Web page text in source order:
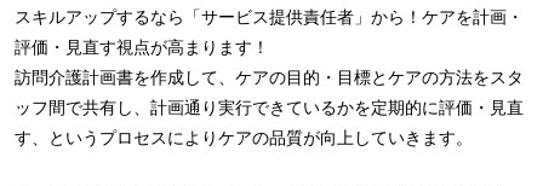
スキルアップするなら「サービス提供責任者」から！ケアを計画・
評価・見直す視点が高まります！
訪問介護計画書を作成して、ケアの目的・目標とケアの方法をスタ
ッフ間で共有し、計画通り実行できているかを定期的に評価・見直
す、というプロセスによりケアの品質が向上していきます。